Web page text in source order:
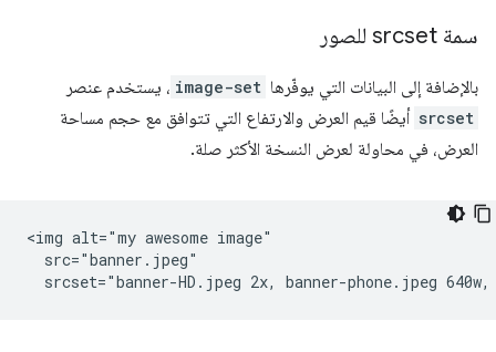
سمة srcset للصور
بالإضافة إلى البيانات التي يوفّرها image-set ، يستخدم عنصر
srcset أيضًا قيم العرض والارتفاع التي تتوافق مع حجم مساحة
العرض، في محاولة لعرض النسخة الأكثر صلة.
<img alt="my awesome image"
  src="banner.jpeg"